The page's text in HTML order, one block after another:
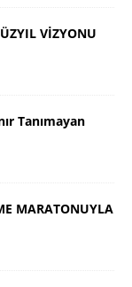
VİZYONU
Tanımayan
MARATONUYLA